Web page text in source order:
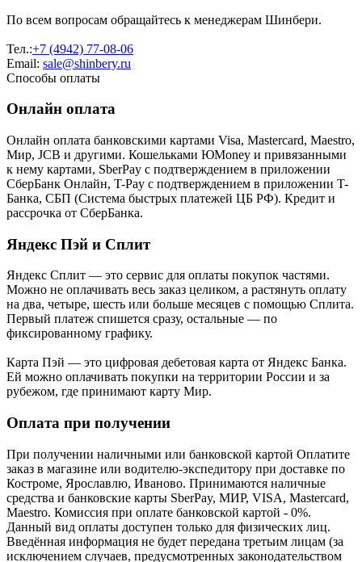
По всем вопросам обращайтесь к менеджерам Шинбери.
Тел.:+7 (4942) 77-08-06
Email: sale@shinbery.ru
Способы оплаты
Онлайн оплата
Онлайн оплата банковскими картами Visa, Mastercard, Maestro,
Мир, JCB и другими. Кошельками ЮMoney и привязанными
к нему картами, SberPay с подтверждением в приложении
СберБанк Онлайн, T-Pay с подтверждением в приложении T-
Банка, СБП (Система быстрых платежей ЦБ РФ). Кредит и
рассрочка от СберБанка.
Яндекс Пэй и Сплит
Яндекс Cплит — это сервис для оплаты покупок частями.
Можно не оплачивать весь заказ целиком, а растянуть оплату
на два, четыре, шесть или больше месяцев с помощью Сплита.
Первый платеж спишется сразу, остальные — по
фиксированному графику.
Карта Пэй — это цифровая дебетовая карта от Яндекс Банка.
Ей можно оплачивать покупки на территории России и за
рубежом, где принимают карту Мир.
Оплата при получении
При получении наличными или банковской картой Оплатите
заказ в магазине или водителю-экспедитору при доставке по
Костроме, Ярославлю, Иваново. Принимаются наличные
средства и банковские карты SberPay, МИР, VISA, Mastercard,
Maestro. Комиссия при оплате банковской картой - 0%.
Данный вид оплаты доступен только для физических лиц.
Введённая информация не будет передана третьим лицам (за
исключением случаев, предусмотренных законодательством